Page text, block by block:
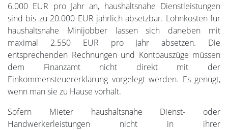
6.000 EUR pro Jahr an, haushaltsnahe Dienstleistungen
sind bis zu 20.000 EUR jährlich absetzbar. Lohnkosten für
haushaltsnahe Minijobber lassen sich daneben mit
maximal 2.550 EUR pro Jahr absetzen. Die
entsprechenden Rechnungen und Kontoauszüge müssen
dem Finanzamt nicht direkt mit der
Einkommensteuererklärung vorgelegt werden. Es genügt,
wenn man sie zu Hause vorhält.
Sofern Mieter haushaltsnahe Dienst- oder
Handwerkerleistungen nicht in ihrer